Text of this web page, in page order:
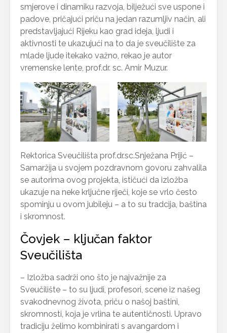
smjerove i dinamiku razvoja, bilježući sve uspone i
padove, pričajući priču na jedan razumljiv način, ali
predstavljajući Rijeku kao grad ideja, ljudi i
aktivnosti te ukazujući na to da je sveučilište za
mlade ljude itekako važno, rekao je autor
vremenske lente, prof.dr. sc. Amir Muzur.
Rektorica Sveučilišta prof.dr.sc.Snježana Prijić –
Samaržija u svojem pozdravnom govoru zahvalila
se autorima ovog projekta, ističući da izložba
ukazuje na neke krljučne riječi, koje se vrlo često
spominju u ovom jubileju – a to su tradcija, baština
i skromnost.
Čovjek – ključan faktor
Sveučilišta
– Izložba sadrži ono što je najvažnije za
Sveučilište – to su ljudi, profesori, scene iz našeg
svakodnevnog života, priču o našoj baštini,
skromnosti, koja je vrlina te autentičnosti. Upravo
tradiciju želimo kombinirati s avangardom i